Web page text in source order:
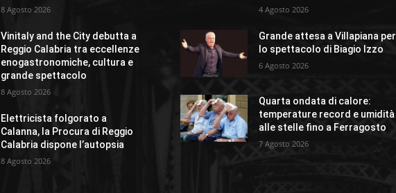
8 Agosto 2026
Vinitaly and the City debutta a
Reggio Calabria tra eccellenze
enogastronomiche, cultura e
grande spettacolo
8 Agosto 2026
Elettricista folgorato a
Calanna, la Procura di Reggio
Calabria dispone l’autopsia
8 Agosto 2026
4 Agosto 2026
Grande attesa a Villapiana per
lo spettacolo di Biagio Izzo
6 Agosto 2026
Quarta ondata di calore:
temperature record e umidità
alle stelle fino a Ferragosto
7 Agosto 2026